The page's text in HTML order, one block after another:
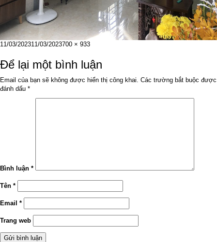
Đăng
ngày
11/03/202311/03/2023Kích
đầy
đủ
700 × 933
Để lại một bình luận
Email của bạn sẽ không được hiển thị công khai. Các trường bắt buộc được
đánh dấu *
Bình luận *
Tên *
Email *
Trang web